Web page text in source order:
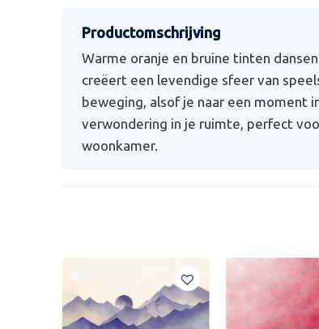
Warme oranje en bruine tinten
creëert een levendige sfeer van
beweging, alsof je naar een moment
verwondering in je ruimte, perfect
woonkamer.